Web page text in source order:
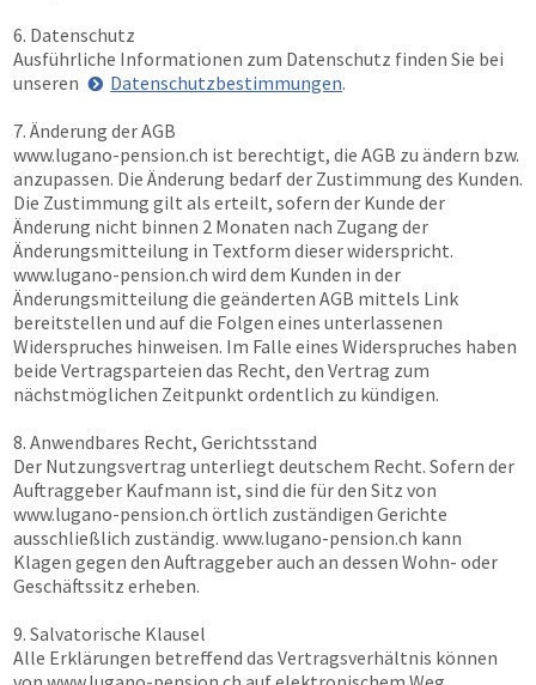
6. Datenschutz
Ausführliche Informationen zum Datenschutz finden Sie bei
unseren
Datenschutzbestimmungen.
7. Änderung der AGB
www.lugano-pension.ch ist berechtigt, die AGB zu ändern bzw.
anzupassen. Die Änderung bedarf der Zustimmung des Kunden.
Die Zustimmung gilt als erteilt, sofern der Kunde der
Änderung nicht binnen 2 Monaten nach Zugang der
Änderungsmitteilung in Textform dieser widerspricht.
www.lugano-pension.ch wird dem Kunden in der
Änderungsmitteilung die geänderten AGB mittels Link
bereitstellen und auf die Folgen eines unterlassenen
Widerspruches hinweisen. Im Falle eines Widerspruches haben
beide Vertragsparteien das Recht, den Vertrag zum
nächstmöglichen Zeitpunkt ordentlich zu kündigen.
8. Anwendbares Recht, Gerichtsstand
Der Nutzungsvertrag unterliegt deutschem Recht. Sofern der
Auftraggeber Kaufmann ist, sind die für den Sitz von
www.lugano-pension.ch örtlich zuständigen Gerichte
ausschließlich zuständig. www.lugano-pension.ch kann
Klagen gegen den Auftraggeber auch an dessen Wohn- oder
Geschäftssitz erheben.
9. Salvatorische Klausel
Alle Erklärungen betreffend das Vertragsverhältnis können